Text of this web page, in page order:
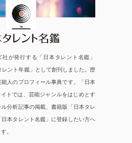
が発行する「日本タレント名鑑」
レント年鑑」として創刊しました。歴
人のプロフィール事典です。「日本
トでは、芸能ジャンルをはじめとす
分析記事の掲載、書籍版「日本タレ
本タレント名鑑」に登録したい方へ
。